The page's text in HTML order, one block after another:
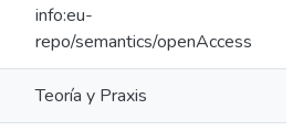
info:eu-
repo/semantics/openAccess
Teoría y Praxis